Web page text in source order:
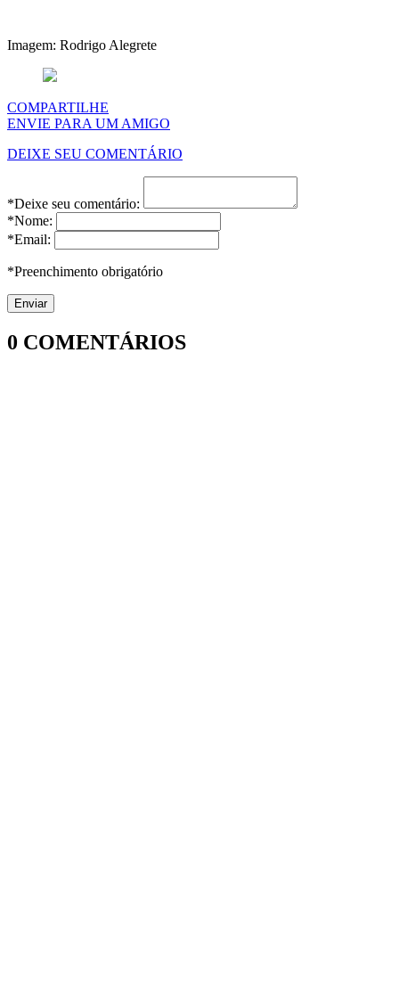
Imagem: Rodrigo Alegrete
COMPARTILHE
ENVIE PARA UM AMIGO
DEIXE SEU COMENTÁRIO
*Deixe seu comentário:
*Nome:
*Email:
*Preenchimento obrigatório
0 COMENTÁRIOS